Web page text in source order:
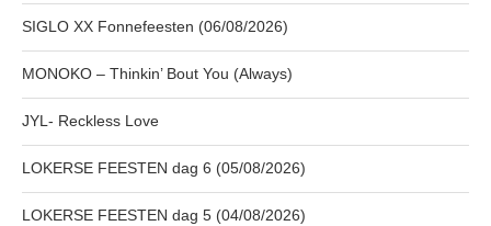
SIGLO XX Fonnefeesten (06/08/2026)
MONOKO – Thinkin’ Bout You (Always)
JYL- Reckless Love
LOKERSE FEESTEN dag 6 (05/08/2026)
LOKERSE FEESTEN dag 5 (04/08/2026)